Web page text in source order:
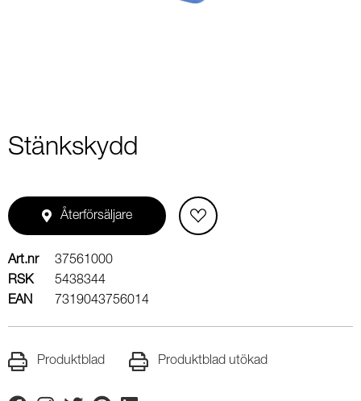
Stänkskydd
Återförsäljare
Art.nr
37561000
RSK
5438344
EAN
7319043756014
Produktblad Produktblad utökad